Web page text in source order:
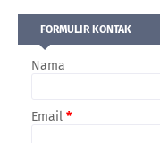
FORMULIR KONTAK
Nama
Email *